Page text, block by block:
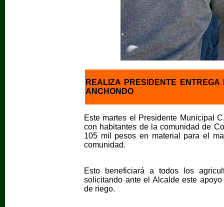
REALIZA PRESIDENTE
ANCHONDO
Este martes el Presidente Municipal
con habitantes de la comunidad de
105 mil pesos en material para el
comunidad.
Esto beneficiará a todos los
solicitando ante el Alcalde este
de riego.